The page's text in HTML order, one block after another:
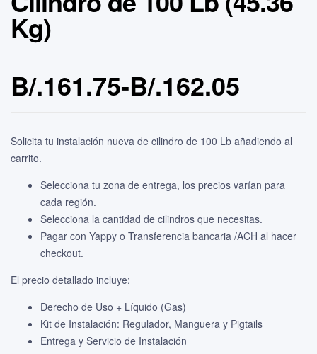
Kg)
B/.161.75-B/.162.05
Solicita tu instalación nueva de cilindro de 100 Lb añadiendo al
carrito.
Selecciona tu zona de entrega, los precios varían para
cada región.
Selecciona la cantidad de cilindros que necesitas.
Pagar con Yappy o Transferencia bancaria /ACH al hacer
checkout.
El precio detallado incluye:
Derecho de Uso + Líquido (Gas)
Kit de Instalación: Regulador, Manguera y Pigtails
Entrega y Servicio de Instalación